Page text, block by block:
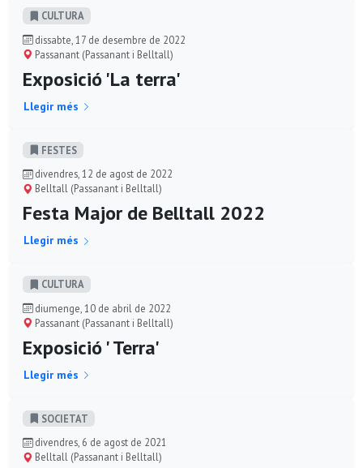
CULTURA
dissabte, 17 de desembre de 2022
Passanant (Passanant i Belltall)
Exposició 'La terra'
Llegir més
FESTES
divendres, 12 de agost de 2022
Belltall (Passanant i Belltall)
Festa Major de Belltall 2022
Llegir més
CULTURA
diumenge, 10 de abril de 2022
Passanant (Passanant i Belltall)
Exposició ' Terra'
Llegir més
SOCIETAT
divendres, 6 de agost de 2021
Belltall (Passanant i Belltall)